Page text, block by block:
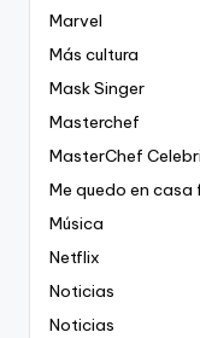
Marvel
Más cultura
Mask Singer
Masterchef
MasterChef
Me quedo en casa
Música
Netflix
Noticias
Noticias